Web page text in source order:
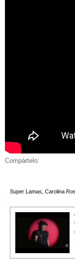
Compártelo:
Super Lamas, Carolina